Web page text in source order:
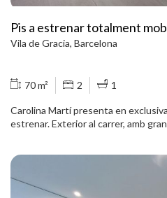
Pis a estrenar totalment
Vila de Gracia, Barcelona
70 m² 2 1
Carolina Martí presenta en
estrenar. Exterior al carrer, amb
lliurarà completament moblat i llest per
està ubicat al cor de Gràcia, prop
transports No dubtis a